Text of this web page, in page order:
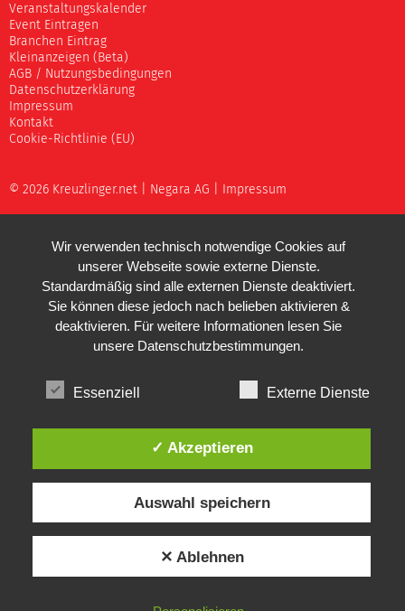
Veranstaltungskalender
Event Eintragen
Branchen Eintrag
Kleinanzeigen (Beta)
AGB / Nutzungsbedingungen
Datenschutzerklärung
Impressum
Kontakt
Cookie-Richtlinie (EU)
© 2026 Kreuzlinger.net | Negara AG Impressum
Wir verwenden technisch notwendige Cookies auf
unserer Webseite sowie externe Dienste.
Standardmäßig sind alle externen Dienste deaktiviert.
Sie können diese jedoch nach belieben aktivieren &
deaktivieren. Für weitere Informationen lesen Sie
unsere Datenschutzbestimmungen.
Essenziell Externe Dienste
✓ Akzeptieren
Auswahl speichern
✕ Ablehnen